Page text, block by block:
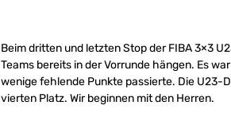
Beim dritten und letzten Stop der FIBA 3×3
Teams bereits in der Vorrunde hängen. Es
wenige fehlende Punkte passierte. Die U23-
vierten Platz. Wir beginnen mit den Herren.